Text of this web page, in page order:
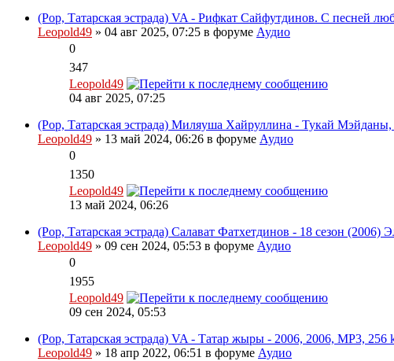
(Pop, Татарская эстрада) VA - Рифкат Сайфутдинов. С песней
Leopold49 » 04 авг 2025, 07:25 в форуме Аудио
0
347
Leopold49
04 авг 2025, 07:25
(Pop, Татарская эстрада) Миляуша Хайруллина - Тукай
Leopold49 » 13 май 2024, 06:26 в форуме Аудио
0
1350
Leopold49
13 май 2024, 06:26
(Pop, Татарская эстрада) Салават Фатхетдинов - 18 сезон (2006)
Leopold49 » 09 сен 2024, 05:53 в форуме Аудио
0
1955
Leopold49
09 сен 2024, 05:53
(Pop, Татарская эстрада) VA - Татар жыры - 2006, 2006, MP3, 256
Leopold49 » 18 апр 2022, 06:51 в форуме Аудио